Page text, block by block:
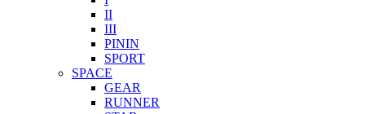
II
III
PININ
SPORT
SPACE
GEAR
RUNNER